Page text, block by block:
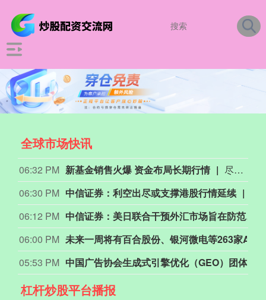
全球市场快讯
06:32 PM 新基金销售火爆 资金布局长期行情
尽管7月A股市场调整，但新发基金市场却呈现出冷暖反差，多只主动权益新品募集成绩亮眼。普通投资者踊跃认购新基金的背后，是不少基金经理对于当前科技行情长周期属性的深度研判，公募普遍判断AI产业浪潮不是短期主题炒作，科技浪潮的演绎周期也远不止半年。
06:30 PM 中信证券：利空出尽或支撑港股行情延续
06:12 PM
中信证券：美日联合干预外汇市场旨在防范日元持续贬值引发风险外溢
06:00 PM
05:53 PM
杠杆炒股平台播报